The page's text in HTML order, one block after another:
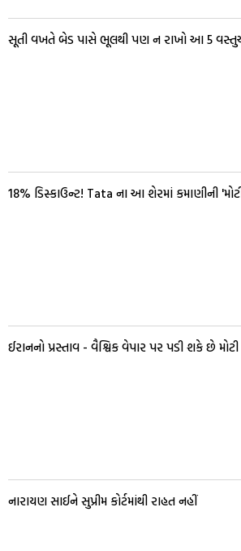
સૂતી વખતે બેડ પાસે ભૂલથી પણ ન રાખો આ 5
18% ડિસ્કાઉન્ટ! Tata ના આ શેરમાં કમાણીની
ઈરાનનો પ્રસ્તાવ - વૈશ્વિક વેપાર પર પડી શકે છે
નારાયણ સાઈને સુપ્રીમ કોર્ટમાંથી રાહત નહીં